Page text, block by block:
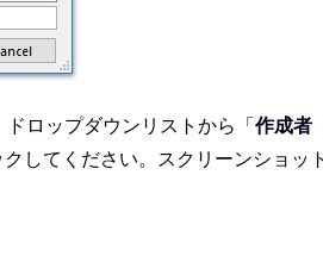
ドロップダウンリストから「作成者
してください。スクリーンショッ